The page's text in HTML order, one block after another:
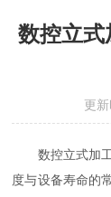
数控立式
更
数控立式加工
度与设备寿命的